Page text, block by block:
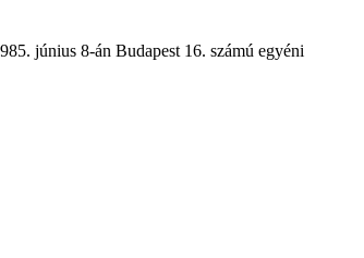
június 8-án Budapest 16. számú egyéni